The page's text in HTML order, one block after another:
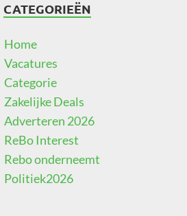
CATEGORIEËN
Home
Vacatures
Categorie
Zakelijke Deals
Adverteren 2026
ReBo Interest
Rebo onderneemt
Politiek2026